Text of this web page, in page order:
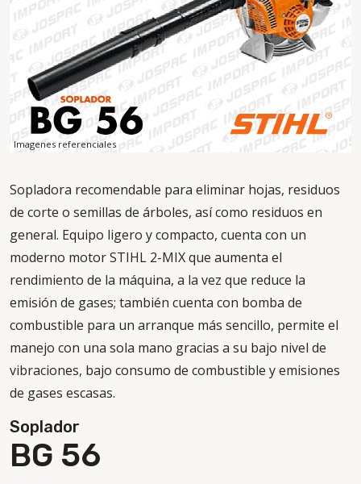
Imagenes referenciales
Sopladora recomendable para eliminar hojas, residuos
de corte o semillas de árboles, así como residuos en
general. Equipo ligero y compacto, cuenta con un
moderno motor STIHL 2-MIX que aumenta el
rendimiento de la máquina, a la vez que reduce la
emisión de gases; también cuenta con bomba de
combustible para un arranque más sencillo, permite el
manejo con una sola mano gracias a su bajo nivel de
vibraciones, bajo consumo de combustible y emisiones
de gases escasas.
Soplador
BG 56